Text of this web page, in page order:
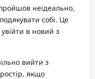
неідеально,
собі. Це
в новий з
вийти з
якщо